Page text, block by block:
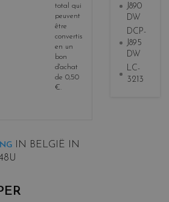
total qui
peuvent
être
convertis
en un
bon
d'achat
de 0,50
€.
IN BELGIË IN
J890
DW
DCP-
J895
DW
LC-
3213